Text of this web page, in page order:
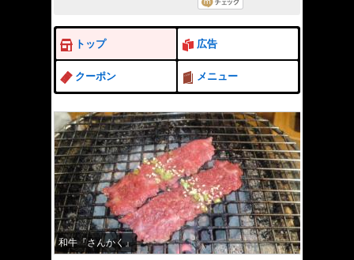
トップ 広告
クーポン メニュー
和牛『さんかく』